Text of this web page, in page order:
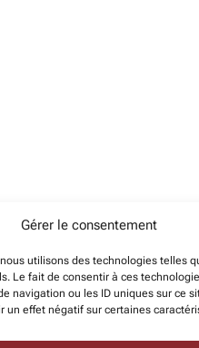
Gérer le consentement
utilisons des technologies telles
Le fait de consentir à ces
navigation ou les ID uniques sur ce
un effet négatif sur certaines